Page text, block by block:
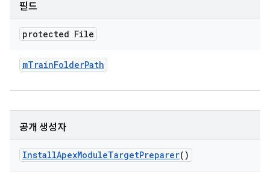
필드
protected File
mTrainFolderPath
공개 생성자
InstallApexModuleTargetPreparer()